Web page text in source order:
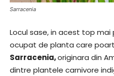
Sarracenia
Locul sase, in acest top
ocupat de planta care
Sarracenia,originara din
dintre plantele carnivore